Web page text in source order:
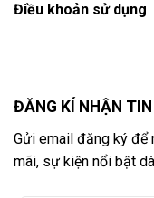
Điều khoản sử dụng
ĐĂNG KÍ NHẬN TIN
Gửi email đăng ký để
mãi, sự kiện nổi bật